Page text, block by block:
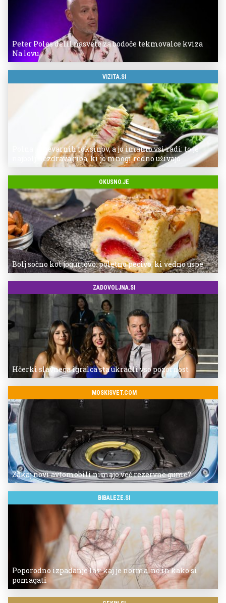
Peter Poles delil nasvete za bodoče tekmovalce kviza
Na lovu
VIZITA.SI
Polna je nevarnih toksinov, a jo imamo vsi radi: to je
najbolj nezdrava riba, ki jo mnogi redno uživajo
OKUSNO.JE
Bolj sočno kot jogurtovo: poletno pecivo, ki vedno uspe
ZADOVOLJNA.SI
Hčerki slavnega igralca sta ukradli vso pozornost
MOSKISVET.COM
Zakaj novi avtomobili nimajo več rezervne gume?
BIBALEZE.SI
Poporodno izpadanje las: kaj je normalno in kako si
pomagati